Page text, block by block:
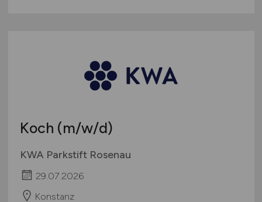
Koch (m/w/d)
KWA Parkstift Rosenau
29.07.2026
Konstanz